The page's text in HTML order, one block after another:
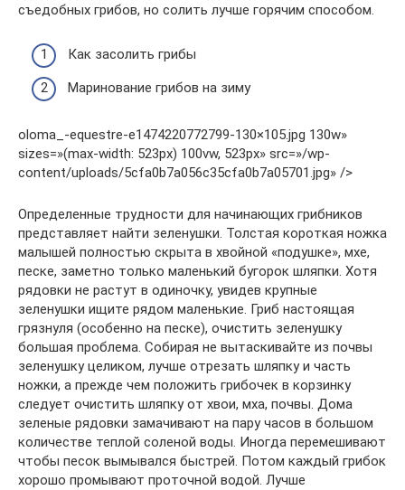
съедобных грибов, но солить лучше горячим способом.
Как засолить грибы
Маринование грибов на зиму
oloma_-equestre-e1474220772799-130×105.jpg 130w»
sizes=»(max-width: 523px) 100vw, 523px» src=»/wp-
content/uploads/5cfa0b7a056c35cfa0b7a05701.jpg» />
Определенные трудности для начинающих грибников
представляет найти зеленушки. Толстая короткая ножка
малышей полностью скрыта в хвойной «подушке», мхе,
песке, заметно только маленький бугорок шляпки. Хотя
рядовки не растут в одиночку, увидев крупные
зеленушки ищите рядом маленькие. Гриб настоящая
грязнуля (особенно на песке), очистить зеленушку
большая проблема. Собирая не вытаскивайте из почвы
зеленушку целиком, лучше отрезать шляпку и часть
ножки, а прежде чем положить грибочек в корзинку
следует очистить шляпку от хвои, мха, почвы. Дома
зеленые рядовки замачивают на пару часов в большом
количестве теплой соленой воды. Иногда перемешивают
чтобы песок вымывался быстрей. Потом каждый грибок
хорошо промывают проточной водой. Лучше